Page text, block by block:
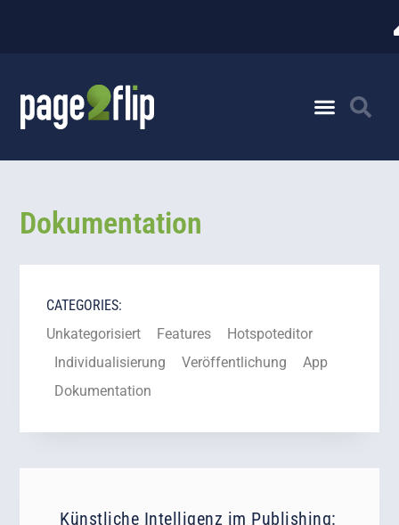
Dokumentation
CATEGORIES:
Unkategorisiert
Features
Hotspoteditor
Individualisierung
Veröffentlichung
App
Dokumentation
Künstliche Intelligenz im Publishing: